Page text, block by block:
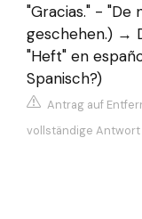
"Gracias." - "De
geschehen.) →
"Heft" en
Spanisch?)
Antrag auf
vollständige Antwort